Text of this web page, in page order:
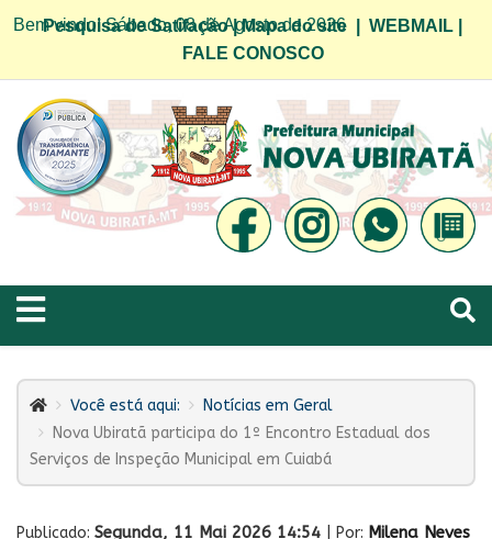
Bem vindo! Sábado, 08 de Agosto de 2026
Pesquisa de Satifação|Mapa do site WEBMAIL
FALE CONOSCO
Você está aqui:
Notícias em Geral
Nova Ubiratã participa do 1º Encontro Estadual dos
Serviços de Inspeção Municipal em Cuiabá
Publicado: Segunda, 11 Mai 2026 14:54 | Por: Milena Neves